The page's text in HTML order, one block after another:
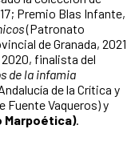
Premio Blas Infante,
(Patronato
de Granada,
finalista del
de la infamia
de la Crítica y
Fuente Vaqueros) y
Marpoética).